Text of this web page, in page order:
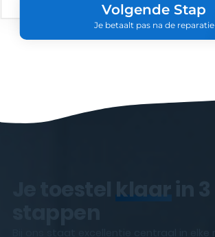
Volgende Stap
Je betaalt pas na de reparatie
klaar